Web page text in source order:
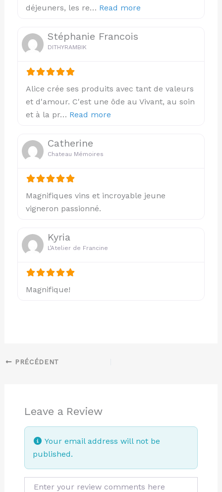
déjeuners, les re… Read moreabout this listing
Stéphanie Francois
DITHYRAMBIK
Alice crée ses produits avec tant de valeurs
et d'amour. C'est une ôde au Vivant, au soin
et à la pr… Read moreabout this listing
Catherine
Chateau Mémoires
Magnifiques vins et incroyable jeune
vigneron passionné.
Kyria
L’Atelier de Francine
Magnifique!
PRÉCÉDENT
Leave a Review
Your email address will not be
published.